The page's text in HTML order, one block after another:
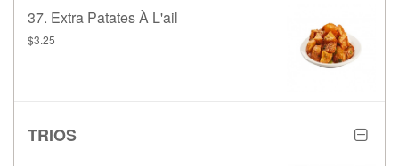
37. Extra Patates À L'ail
$3.25
TRIOS